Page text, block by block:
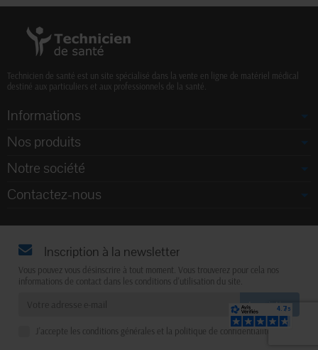
Technicien de santé est un site spécialisé dans la vente en ligne de matériel médical
destiné aux particuliers et aux professionnels de la santé.
Informations
Nos produits
Notre société
Contactez-nous
Inscription à la newsletter
Vous pouvez vous désinscrire à tout moment. Vous trouverez pour cela nos
informations de contact dans les conditions d'utilisation du site.
J'accepte les conditions générales et la politique de confidentialité